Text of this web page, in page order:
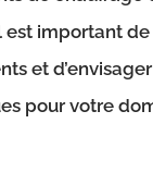
est important
et
pour votre